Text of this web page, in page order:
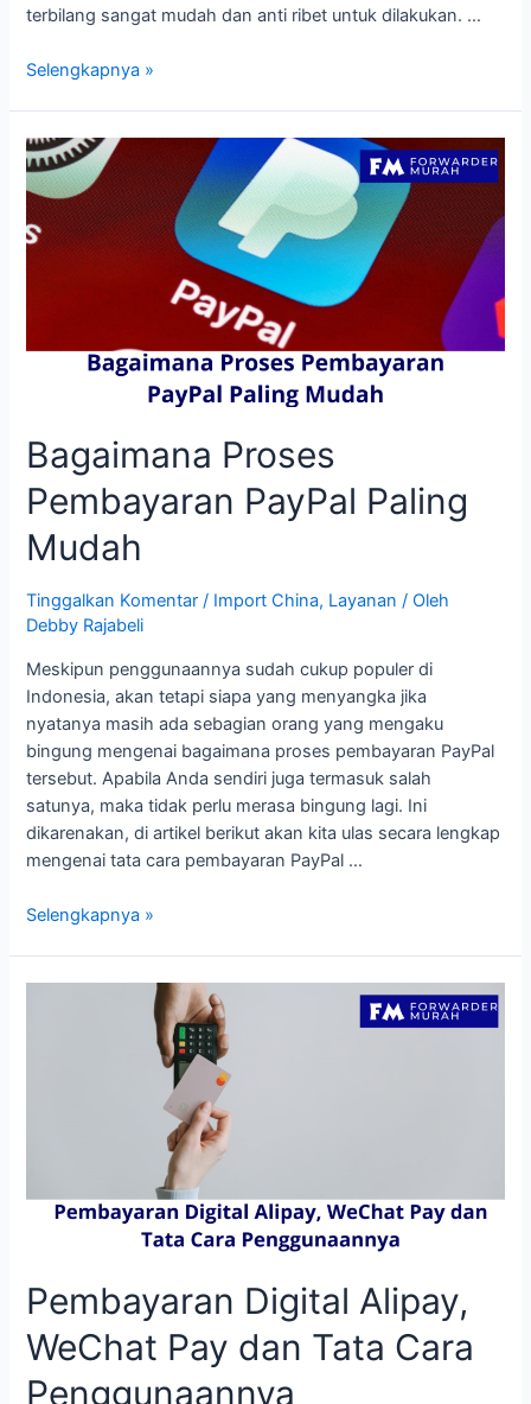
terbilang sangat mudah dan anti ribet untuk dilakukan. …
Tips
PayPal
ke
PayPal
yang
Mudah
Selengkapnya »
Bagaimana Proses
Pembayaran PayPal Paling
Mudah
Tinggalkan Komentar / Import China, Layanan / Oleh
Debby Rajabeli
Meskipun penggunaannya sudah cukup populer di
Indonesia, akan tetapi siapa yang menyangka jika
nyatanya masih ada sebagian orang yang mengaku
bingung mengenai bagaimana proses pembayaran PayPal
tersebut. Apabila Anda sendiri juga termasuk salah
satunya, maka tidak perlu merasa bingung lagi. Ini
dikarenakan, di artikel berikut akan kita ulas secara lengkap
mengenai tata cara pembayaran PayPal …
Bagaimana
Selengkapnya »
Pembayaran Digital Alipay,
WeChat Pay dan Tata Cara
Penggunaannya